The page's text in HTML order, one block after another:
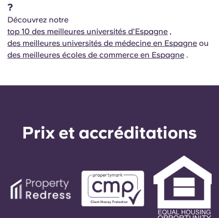
?
Découvrez notre
top 10 des meilleures universités d'Espagne ,
des meilleures universités de médecine en Espagne ou
des meilleures écoles de commerce en Espagne .
Prix ​​et accréditations